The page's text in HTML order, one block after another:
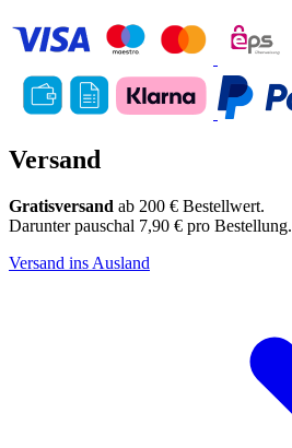
Versand
Gratisversand ab 200 € Bestellwert.
Darunter pauschal 7,90 € pro Bestellung.
Versand ins Ausland